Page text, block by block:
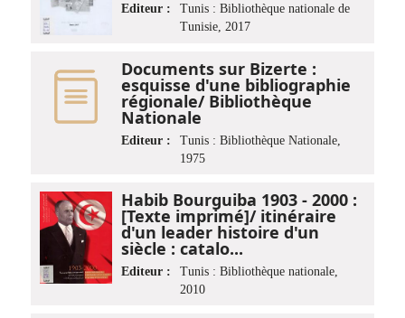
Editeur :
Tunis : Bibliothèque nationale de
Tunisie, 2017
Documents sur Bizerte :
esquisse d'une bibliographie
régionale/ Bibliothèque
Nationale
Editeur :
Tunis : Bibliothèque Nationale,
1975
Habib Bourguiba 1903 - 2000 :
[Texte imprimé]/ itinéraire
d'un leader histoire d'un
siècle : catalo...
Editeur :
Tunis : Bibliothèque nationale,
2010